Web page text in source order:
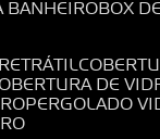
BANHEIRO BOX
DE
PERGOLADO